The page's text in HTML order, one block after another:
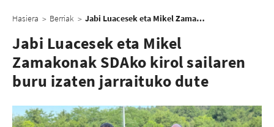
Hasiera > Berriak > Jabi Luacesek eta Mikel Zamakonak SDAko kirol sailaren buru izaten jarraituko dute
Jabi Luacesek eta Mikel
Zamakonak SDAko kirol sailaren
buru izaten jarraituko dute